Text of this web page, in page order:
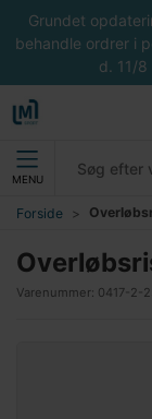
Grundet
behandle ordrer i
d. 11/8
MENU
Forside
Varenummer: 0417-2-